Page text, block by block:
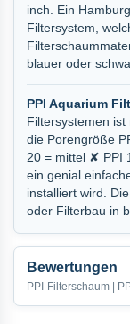
inch. Ein
Filtersystem,
blauer oder
PPI Aquarium
Filtersystemen
die Porengröße
20 = mittel ✘ PPI
ein genial
installiert wird.
oder Filterbau in
Bewertungen
PPI-Filterschaum |